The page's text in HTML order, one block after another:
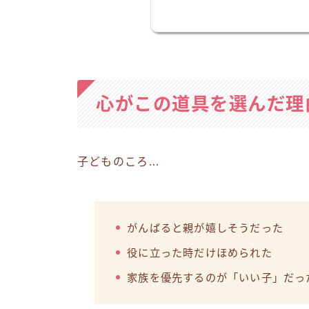
心がこの道具を選んだ理
子どものころ…
がんばると親が嬉しそうだった
役に立った時だけほめられた
家族を優先するのが「いい子」だっ